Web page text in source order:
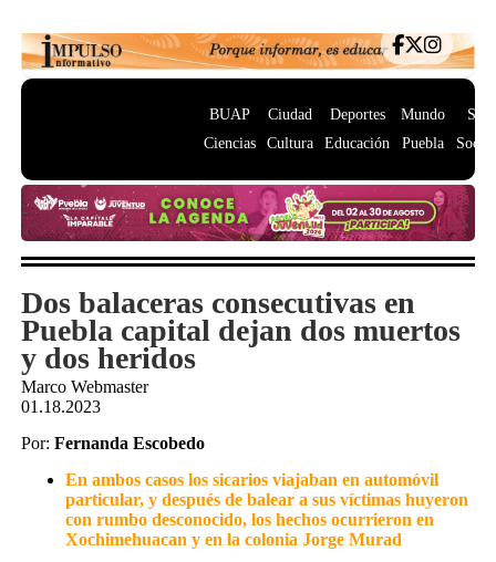
BUAP
Ciencias
Ciudad
Cultura
Deportes
Educación
Mundo
Puebla
Dos balaceras consecutivas en
Puebla capital dejan dos muertos
y dos heridos
Marco Webmaster
01.18.2023
Por: Fernanda Escobedo
En ambos casos los sicarios viajaban en automóvil
particular, y después de balear a sus víctimas huyeron
con rumbo desconocido, los hechos ocurrieron en
Xochimehuacan y en la colonia Jorge Murad